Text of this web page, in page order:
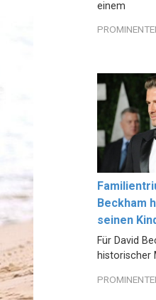
einem
Beckham
seinen
Für David
historischer